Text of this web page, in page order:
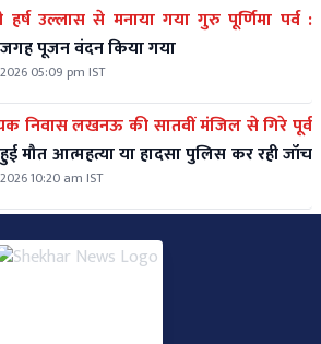
बड़े ही हर्ष उल्लास से मनाया गया गुरु पूर्णिमा पर्व :
पूजन वंदन किया गया
05:09 pm IST
निवास लखनऊ की सातवीं मंजिल से गिरे पूर्व
हुई मौत आत्महत्या या हादसा पुलिस कर रही जॉच
10:20 am IST